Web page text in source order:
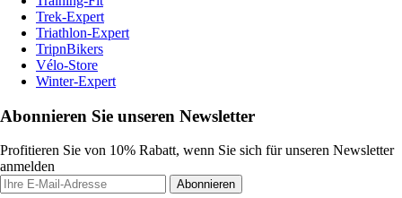
Trek-Expert
Triathlon-Expert
TripnBikers
Vélo-Store
Winter-Expert
Abonnieren Sie unseren Newsletter
Profitieren Sie von 10% Rabatt, wenn Sie sich für unseren Newsletter
anmelden
Abonnieren